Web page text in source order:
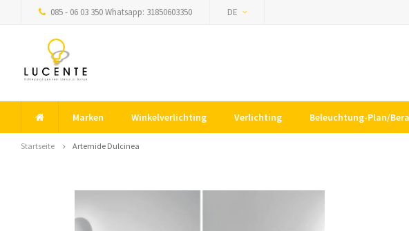
085 - 06 03 350 Whatsapp: 31850603350 DE
Marken Winkelverlichting Verlichting Beleuchtung-Plan/
Startseite Artemide Dulcinea